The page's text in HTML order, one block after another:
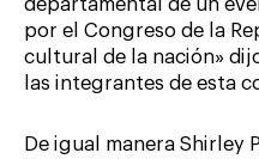
departamental de un
por el Congreso de la
cultural de la nación»
las integrantes de esta
De igual manera Shirley